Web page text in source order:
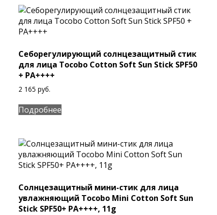
Себорегулирующий солнцезащитный стик
для лица Tocobo Cotton Soft Sun Stick SPF50
+ PA++++
2 165 руб.
Подробнее
Солнцезащитный мини-стик для лица
увлажняющий Tocobo Mini Cotton Soft Sun
Stick SPF50+ PA++++, 11g